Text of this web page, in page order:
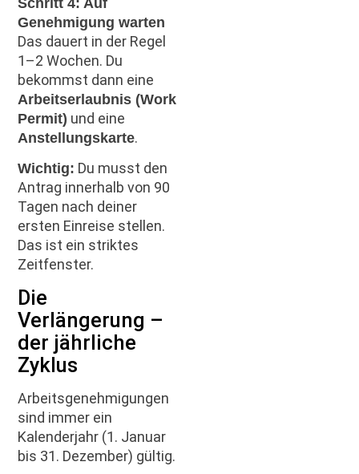
Genehmigung warten
Das dauert in der Regel
1–2 Wochen. Du
bekommst dann eine
Arbeitserlaubnis (Work
Permit) und eine
Anstellungskarte.
Wichtig: Du musst den
Antrag innerhalb von 90
Tagen nach deiner
ersten Einreise stellen.
Das ist ein striktes
Zeitfenster.
Die
Verlängerung –
der jährliche
Zyklus
Arbeitsgenehmigungen
sind immer ein
Kalenderjahr (1. Januar
bis 31. Dezember) gültig.